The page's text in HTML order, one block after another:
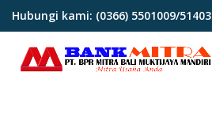
konten
Hubungi kami: (0366) 5501009/51403